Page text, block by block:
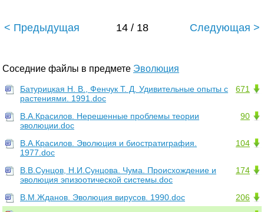
< Предыдущая 14 / 18 Следующая >
Соседние файлы в предмете Эволюция
671
Батурицкая Н. В., Фенчук Т. Д. Удивительные опыты с
растениями. 1991.doc
90
В.А.Красилов. Нерешенные проблемы теории
эволюции.doc
104
В.А.Красилов. Эволюция и биостратиграфия.
1977.doc
174
В.В.Сунцов, Н.И.Сунцова. Чума. Происхождение и
эволюция эпизоотической системы.doc
206
В.М.Жданов. Эволюция вирусов. 1990.doc